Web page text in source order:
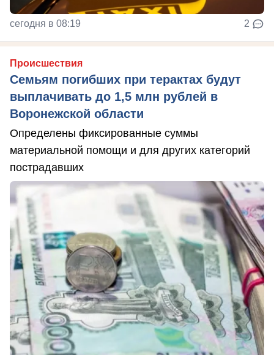
сегодня в 08:19 2
Происшествия
Семьям погибших при терактах будут
выплачивать до 1,5 млн рублей в
Воронежской области
Определены фиксированные суммы
материальной помощи и для других категорий
пострадавших